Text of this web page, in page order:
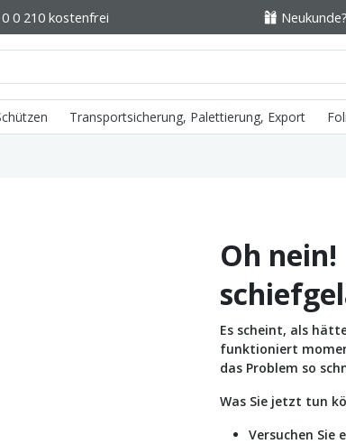
0 210 kostenfrei
Transportsicherung, Palettierung, Export
Oh
Es scheint, als
funktioniert
das Problem so
Was Sie jetzt tun
Versuchen Sie